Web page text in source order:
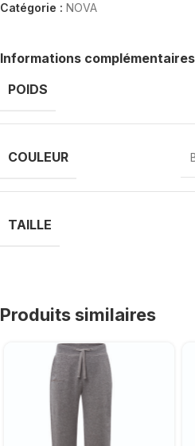
Catégorie : NOVA
Informations complémentaires
POIDS
COULEUR
TAILLE
Produits similaires